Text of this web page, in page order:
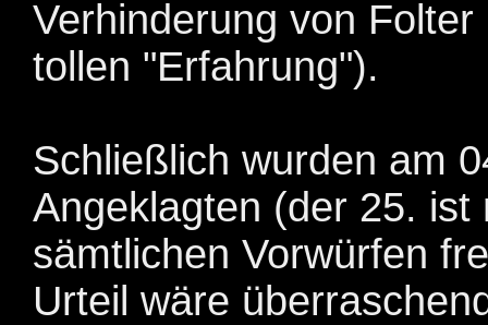
Verhinderung von
tollen "Erfahrung").
Schließlich wurden am
Angeklagten (der 25.
sämtlichen Vorwürfen
Urteil wäre